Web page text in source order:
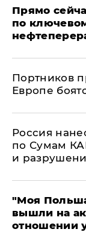
Прямо
по
Портников
Европе
Россия
по Сумам
и
"Моя
вышли на
отношении